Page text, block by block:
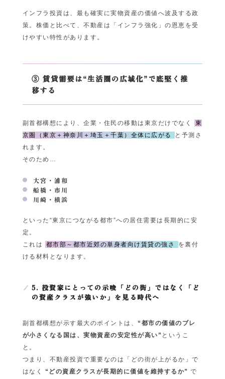
インフラ投資は、最も確実に実物資産の価値へ波及する政
策。株価と比べて、不動産は「インフラ強化」の恩恵を受
けやすい特性があります。
③ 賃貸需要は“生活圏の広域化”で底堅く推
移する
副首都構想により、企業・住民の移動は東京だけでなく
東
京圏（東京＋神奈川＋埼玉＋千葉）全体に広がる
と予測さ
れます。
そのため…
大宮・浦和
船橋・市川
川崎・横浜
といった“東京につながる都市”への居住需要は長期的に安
定。
これは
都市部～都市近郊の単身者向け賃貸の強さ
を裏付
ける材料となります。
5. 投資家にとっての示唆「どの街」ではなく「ど
の資産クラスが強いか」を見る時代へ
副首都構想が示す最大のポイントは、 “都市の価値のブレ
が小さくなる国は、実物資産の安定性が高い” というこ
と。
つまり、不動産投資で重要なのは「どの街が上がるか」で
はなく “どの資産クラスが長期的に価値を維持するか” で